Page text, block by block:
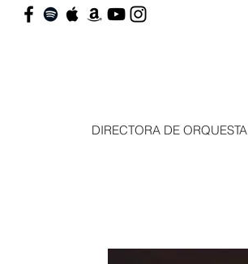
DIRECTORA DE ORQUESTA